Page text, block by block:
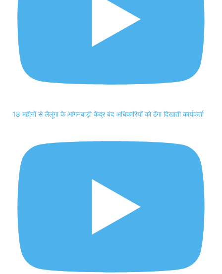
18 महीनों से लैलूंगा के आंगनबाड़ी केंद्र बंद अधिकारियों को ठेंगा दिखाती कार्यकर्ता